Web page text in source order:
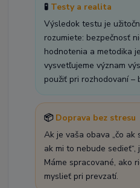
🧪 Testy a realita
Výsledok testu je
rozumiete: bezpečnosť
hodnotenia a metodika
vysvetľujeme význam
použiť pri rozhodovaní –
📦 Doprava bez stresu
Ak je vaša obava „čo ak
ak mi to nebude
Máme spracované, ako
myslieť pri prevzatí.